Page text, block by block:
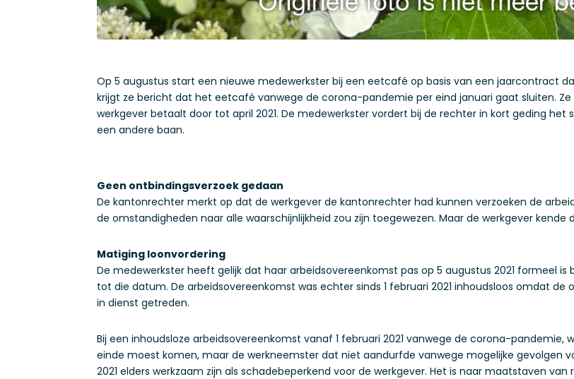
Op 5 augustus start een nieuwe medewerkster bij een eetcafé op basis van een jaarcontract
krijgt ze bericht dat het eetcafé vanwege de corona-pandemie per eind januari gaat sluiten.
werkgever betaalt door tot april 2021. De medewerkster vordert bij de rechter in kort geding het
een andere baan.
Geen ontbindingsverzoek gedaan
De kantonrechter merkt op dat de werkgever de kantonrechter had kunnen verzoeken de
de omstandigheden naar alle waarschijnlijkheid zou zijn toegewezen. Maar de werkgever kende
Matiging loonvordering
De medewerkster heeft gelijk dat haar arbeidsovereenkomst pas op 5 augustus 2021 formeel
tot die datum. De arbeidsovereenkomst was echter sinds 1 februari 2021 inhoudsloos omdat de
in dienst getreden.
Bij een inhoudsloze arbeidsovereenkomst vanaf 1 februari 2021 vanwege de corona-
einde moest komen, maar de werkneemster dat niet aandurfde vanwege mogelijke gevolgen
2021 elders werkzaam zijn als schadebeperkend voor de werkgever. Het is naar maatstaven